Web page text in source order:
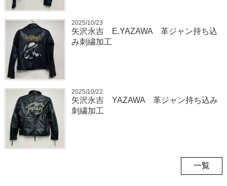
2025/10/23
矢沢永吉 E.YAZAWA 革ジャン持ち込
み刺繍加工
2025/10/22
矢沢永吉 YAZAWA 革ジャン持ち込み
刺繍加工
一覧